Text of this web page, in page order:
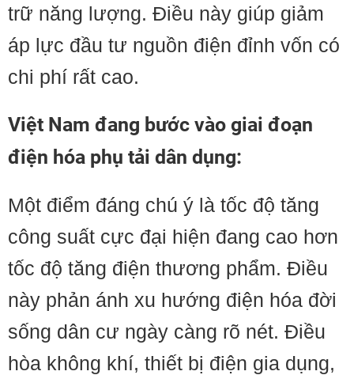
trữ năng lượng. Điều này giúp giảm
áp lực đầu tư nguồn điện đỉnh vốn có
chi phí rất cao.
Việt Nam đang bước vào giai đoạn
điện hóa phụ tải dân dụng:
Một điểm đáng chú ý là tốc độ tăng
công suất cực đại hiện đang cao hơn
tốc độ tăng điện thương phẩm. Điều
này phản ánh xu hướng điện hóa đời
sống dân cư ngày càng rõ nét. Điều
hòa không khí, thiết bị điện gia dụng,